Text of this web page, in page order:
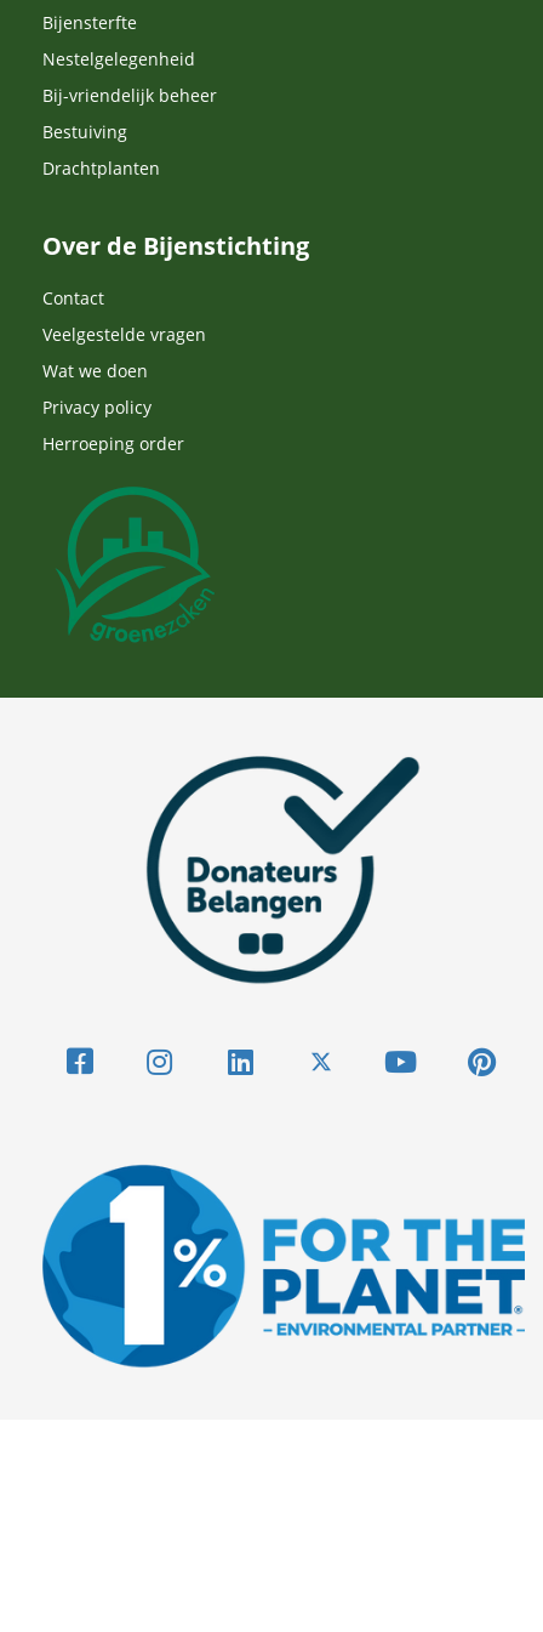
Bijensterfte
Nestelgelegenheid
Bij-vriendelijk beheer
Bestuiving
Drachtplanten
Over de Bijenstichting
Contact
Veelgestelde vragen
Wat we doen
Privacy policy
Herroeping order